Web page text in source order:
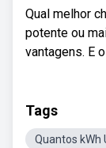
Qual melhor
potente ou
vantagens. E
Tags
Quantos kWh